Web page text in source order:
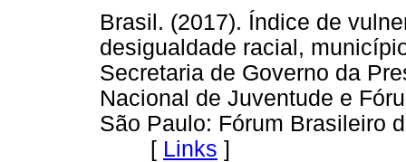
Brasil. (2017). Índice de
desigualdade racial,
Secretaria de Governo da
Nacional de Juventude e
São Paulo: Fórum Brasileiro
[ Links ]